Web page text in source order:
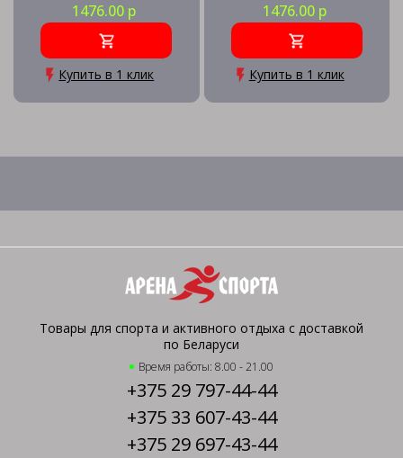
1476.00 р
Купить в 1 клик
1476.00 р
Купить в 1 клик
Товары для спорта и активного отдыха с доставкой
по Беларуси
Время работы: 8.00 - 21.00
+375 29 797-44-44
+375 33 607-43-44
+375 29 697-43-44